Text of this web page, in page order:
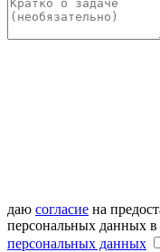
даю согласие на
персональных данных в
персональных данных